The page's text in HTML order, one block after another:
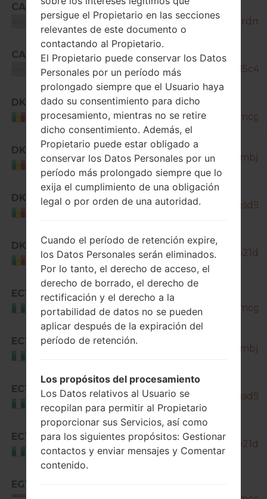
CAC
Unknown
SM-
CAC
Unknown
SM-
DKR
Senegal
SM-
DKR
Senegal
SM-
DKR
SM-
DKR
Senegal
SM-
ECT
Nigeria
SM-
ECT
SM-
ECT
Nigeria
SM-
ECT
Nigeria
SM-
EGY
persigue el Propietario en las secciones
relevantes de este documento o
contactando al Propietario.
El Propietario puede conservar los Datos
Personales por un período más
prolongado siempre que el Usuario haya
dado su consentimiento para dicho
procesamiento, mientras no se retire
dicho consentimiento. Además, el
Propietario puede estar obligado a
conservar los Datos Personales por un
período más prolongado siempre que lo
exija el cumplimiento de una obligación
legal o por orden de una autoridad.
Cuando el período de retención expire,
los Datos Personales serán eliminados.
Por lo tanto, el derecho de acceso, el
derecho de borrado, el derecho de
rectificación y el derecho a la
portabilidad de datos no se pueden
aplicar después de la expiración del
período de retención.
Los propósitos del procesamiento
Los Datos relativos al Usuario se
recopilan para permitir al Propietario
proporcionar sus Servicios, así como
para los siguientes propósitos: Gestionar
contactos y enviar mensajes y Comentar
contenido.